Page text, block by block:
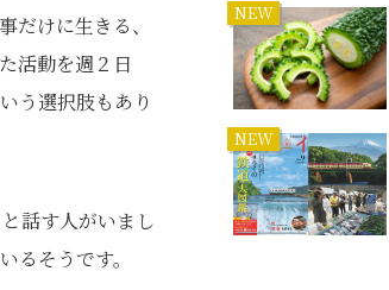
けに生きる、
活動を週２日
う選択肢もあり
話す人がいまし
そうです。
NEW
NEW